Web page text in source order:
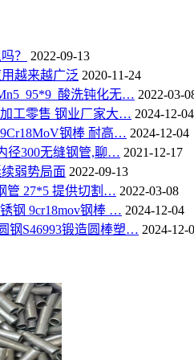
？
2022-09-13
越来越广泛 2020-11-24
酸洗钝化无… 2022-03-
工零售 钢业厂家大… 2024-12-04
钢棒 耐高… 2024-12-04
径300无缝钢管,聊… 2021-12-17
弱势局面 2022-09-13
管 27*5 提供切割… 2022-03-08
钢 9cr18mov钢棒 … 2024-12-04
钢S46993锻造圆棒塑… 2024-12-